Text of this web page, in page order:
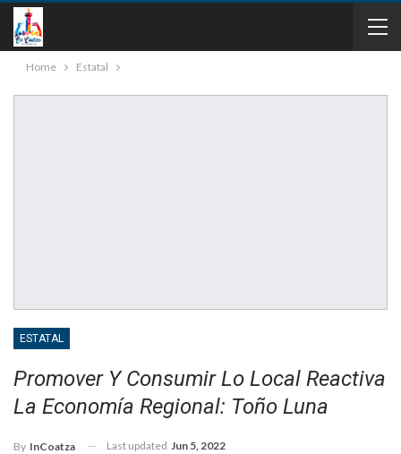
Home Estatal
ESTATAL
Promover Y Consumir Lo Local Reactiva
La Economía Regional: Toño Luna
By InCoatza Last updated Jun 5, 2022